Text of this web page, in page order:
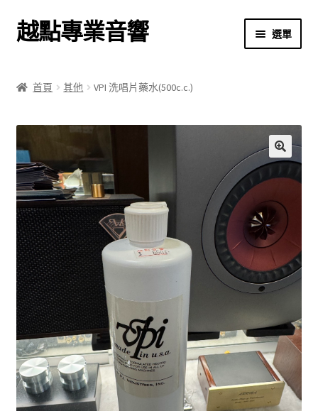
跳
至
覽
跳
至
要
越點專業音響 選單
關於我們
我的帳號
結帳
購物車
首頁 其他 VPI 洗唱片藥水(500c.c.)
🔍